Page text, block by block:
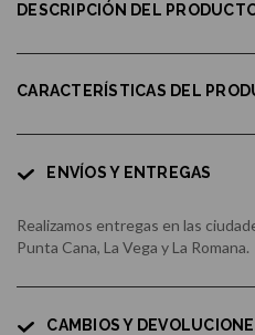
DESCRIPCIÓN DEL
CARACTERÍSTICAS DEL
ENVÍOS Y ENTREGAS
Realizamos entregas en las
Punta Cana, La Vega y La Romana.
CAMBIOS Y